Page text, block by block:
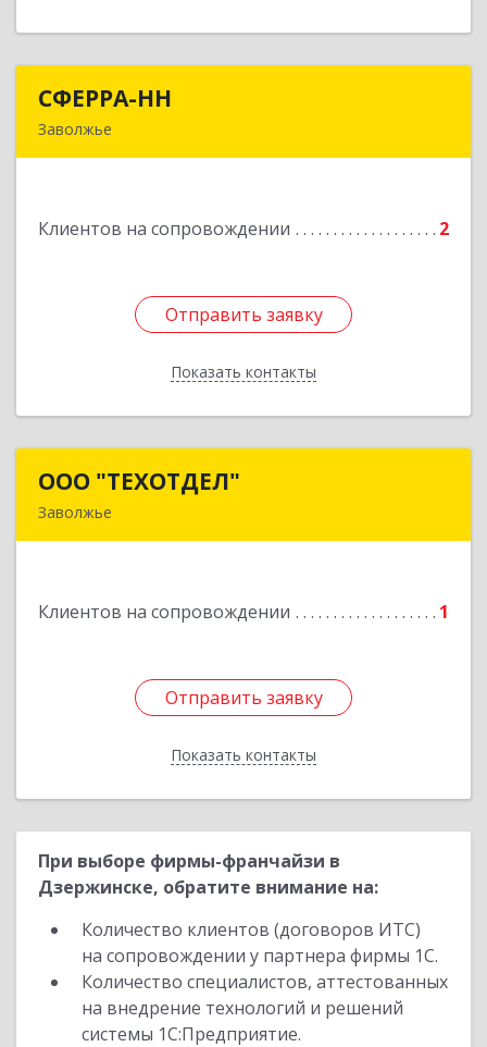
СФЕРРА-НН
Заволжье
Клиентов на сопровождении 2
Отправить заявку
Показать контакты
Отправить заявку
Назад
ООО "ТЕХОТДЕЛ"
Заволжье
Клиентов на сопровождении 1
Отправить заявку
Показать контакты
Отправить заявку
Назад
При выборе фирмы-франчайзи в
Дзержинске, обратите внимание на:
Количество клиентов (договоров ИТС)
на сопровождении у партнера фирмы 1С.
Количество специалистов, аттестованных
на внедрение технологий и решений
системы 1С:Предприятие.